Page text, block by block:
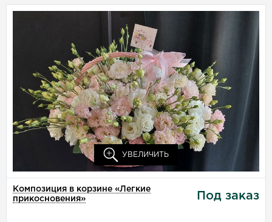
УВЕЛИЧИТЬ
Композиция в корзине «Легкие
прикосновения»
Под заказ
Композиция в корзине
«Легкие прикосновения»
Закажите нежную
композицию из лизиантуса
от «КрымБукет» прямо
сейчас и наслаждайтесь
оперативной доставкой!
Звоните по телефону +7
(978) 404-10-44
Собрать на сумму: ₽
Доставка этого товара в -